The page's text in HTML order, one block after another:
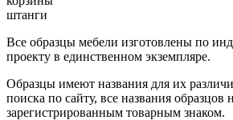
штанги
Все образцы мебели изготовлены по
проекту в единственном экземпляре.
Образцы имеют названия для их
поиска по сайту, все названия образцов
зарегистрированным товарным знаком.